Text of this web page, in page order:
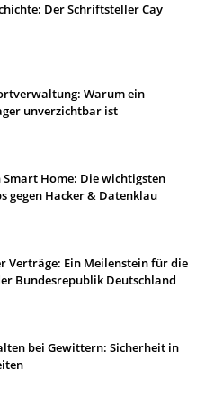
Der Schriftsteller Cay
Warum ein
unverzichtbar ist
Smart Home: Die wichtigsten
gegen Hacker & Datenklau
Verträge: Ein Meilenstein für die
Bundesrepublik Deutschland
bei Gewittern: Sicherheit in